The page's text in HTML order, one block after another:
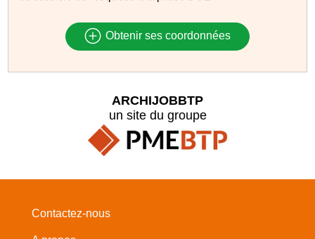
Obtenir ses coordonnées
ARCHIJOBBTP
un site du groupe
Contactez-nous